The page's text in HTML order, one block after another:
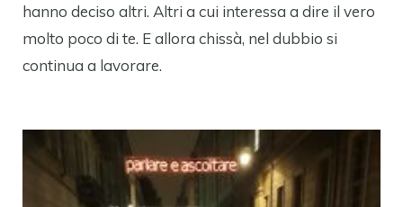
hanno deciso altri. Altri a cui interessa a dire il vero
molto poco di te. E allora chissà, nel dubbio si
continua a lavorare.